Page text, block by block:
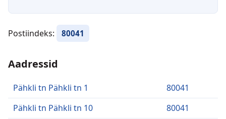
Postiindeks: 80041
Aadressid
Pähkli tn Pähkli tn 1
80041
Pähkli tn Pähkli tn 10
80041